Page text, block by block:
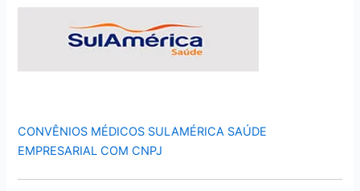
CONVÊNIOS MÉDICOS SULAMÉRICA SAÚDE
EMPRESARIAL COM CNPJ